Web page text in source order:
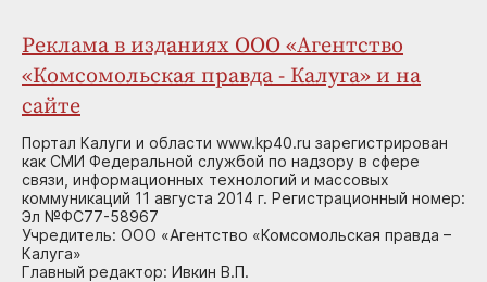
Реклама в изданиях ООО «Агентство
«Комсомольская правда - Калуга» и на
сайте
Портал Калуги и области www.kp40.ru зарегистрирован
как СМИ Федеральной службой по надзору в сфере
связи, информационных технологий и массовых
коммуникаций 11 августа 2014 г. Регистрационный номер:
Эл №ФС77-58967
Учредитель: ООО «Агентство «Комсомольская правда –
Калуга»
Главный редактор: Ивкин В.П.